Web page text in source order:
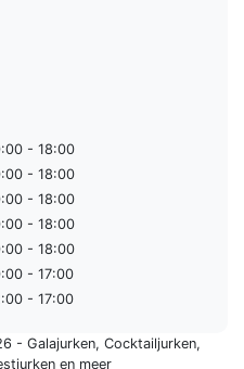
- 18:00
- 18:00
- 18:00
- 18:00
- 18:00
- 17:00
- 17:00
- Galajurken, Cocktailjurken,
en meer